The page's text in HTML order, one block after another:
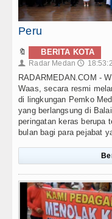
Peru
🔖 BERITA KOTA
👤 Radar Medan 🕔
RADARMEDAN.COM -
Waas, secara resmi
di lingkungan Pemko
yang berlangsung di
peringatan keras berupa
bulan bagi para pejabat